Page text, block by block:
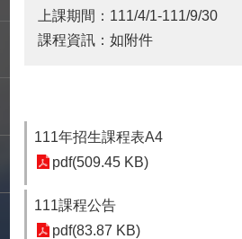
上課期間：111/4/1-111/9/30
課程資訊：如附件
111年招生課程表A4
pdf(509.45 KB)
111課程公告
pdf(83.87 KB)